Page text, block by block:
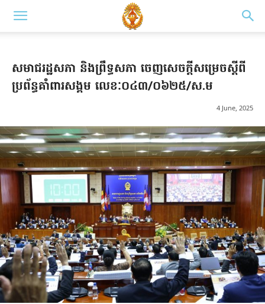
សមាជរដ្ឋសភា និងព្រឹទ្ធសភា ចេញសេចក្តីសម្រេចស្តីពី
ប្រព័ន្ធគាំពារសង្គម លេខៈ០៤៣/០៦២៥/ស.ម
4 June, 2025